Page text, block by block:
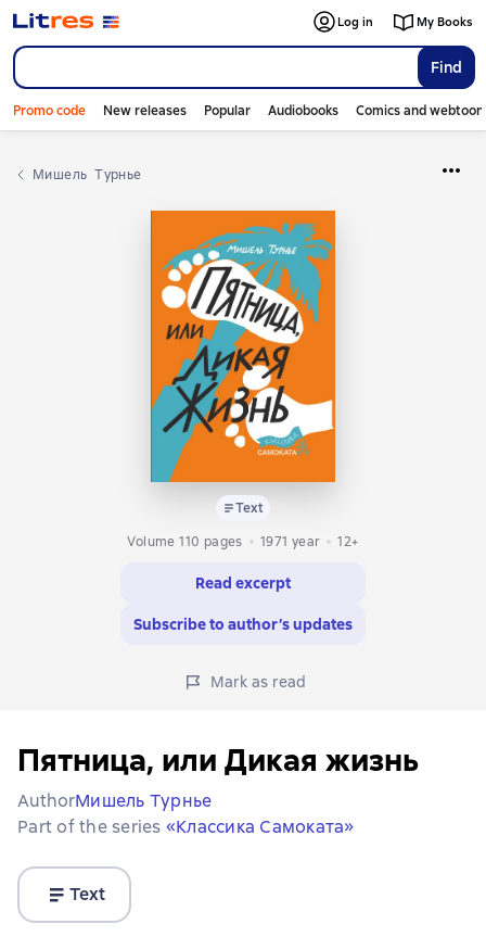
Find
Log in My Books
Promo code New releases Popular Audiobooks Comics and
Мишель  Турнье
Text
Volume 110 pages
1971 year 12+
Read excerpt
Subscribe to author’s updates
Mark as read
Пятница, или Дикая жизнь
AuthorМишель Турнье
Part of the series «Классика Самоката»
Text